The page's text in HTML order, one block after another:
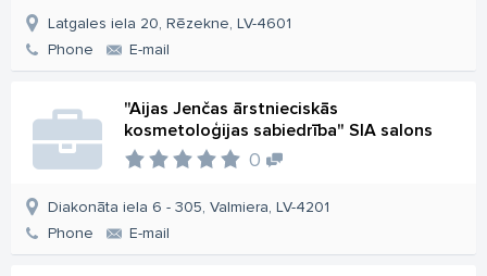
Latgales iela 20, Rēzekne, LV-4601
Phone
E-mail
"Aijas Jenčas ārstnieciskās
kosmetoloģijas sabiedrība" SIA salons
0
Diakonāta iela 6 - 305, Valmiera, LV-4201
Phone
E-mail